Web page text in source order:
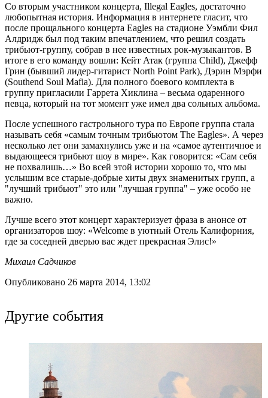
Со вторым участником концерта, Illegal Eagles, достаточно
любопытная история. Информация в интернете гласит, что
после прощального концерта Eagles на стадионе Уэмбли Фил
Алдридж был под таким впечатлением, что решил создать
трибьют-группу, собрав в нее известных рок-музыкантов. В
итоге в его команду вошли: Кейт Атак (группа Child), Джефф
Грин (бывший лидер-гитарист North Point Park), Дэрин Мэрфи
(Southend Soul Mafia). Для полного боевого комплекта в
группу пригласили Гаррета Хиклина – весьма одаренного
певца, который на тот момент уже имел два сольных альбома.
После успешного гастрольного тура по Европе группа стала
называть себя «самым точным трибьютом The Eagles». А через
несколько лет они замахнулись уже и на «самое аутентичное и
выдающееся трибьют шоу в мире». Как говорится: «Сам себя
не похвалишь…» Во всей этой истории хорошо то, что мы
услышим все старые-добрые хиты двух знаменитых групп, а
"лучший трибьют" это или "лучшая группа" – уже особо не
важно.
Лучше всего этот концерт характеризует фраза в анонсе от
организаторов шоу: «Welcome в уютный Отель Калифорния,
где за соседней дверью вас ждет прекрасная Элис!»
Михаил Садчиков
Опубликовано 26 марта 2014, 13:02
Другие события